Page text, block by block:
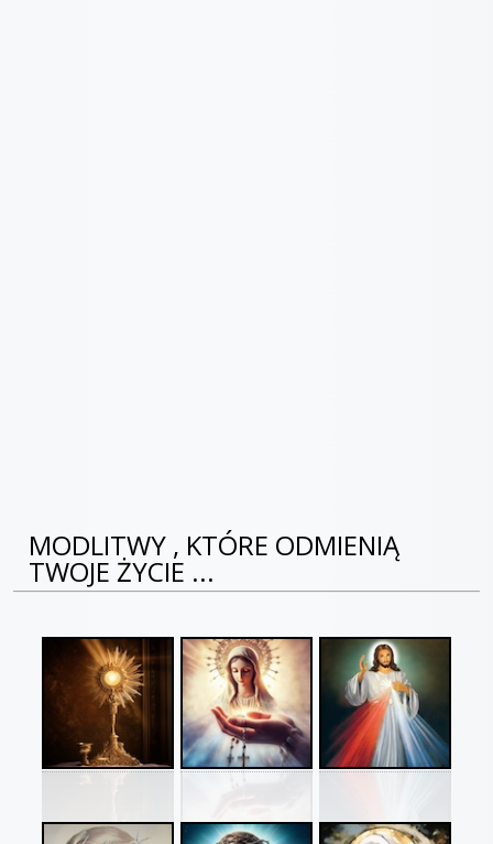
MODLITWY , KTÓRE ODMIENIĄ
TWOJE ŻYCIE ...